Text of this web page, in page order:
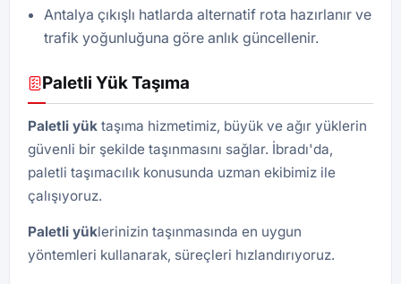
Antalya çıkışlı hatlarda alternatif rota hazırlanır ve
trafik yoğunluğuna göre anlık güncellenir.
Paletli Yük Taşıma
Paletli yük taşıma hizmetimiz, büyük ve ağır yüklerin
güvenli bir şekilde taşınmasını sağlar. İbradı'da,
paletli taşımacılık konusunda uzman ekibimiz ile
çalışıyoruz.
Paletli yüklerinizin taşınmasında en uygun
yöntemleri kullanarak, süreçleri hızlandırıyoruz.